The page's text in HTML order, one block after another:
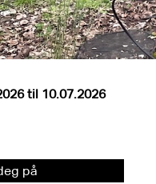
til 10.07.2026
på